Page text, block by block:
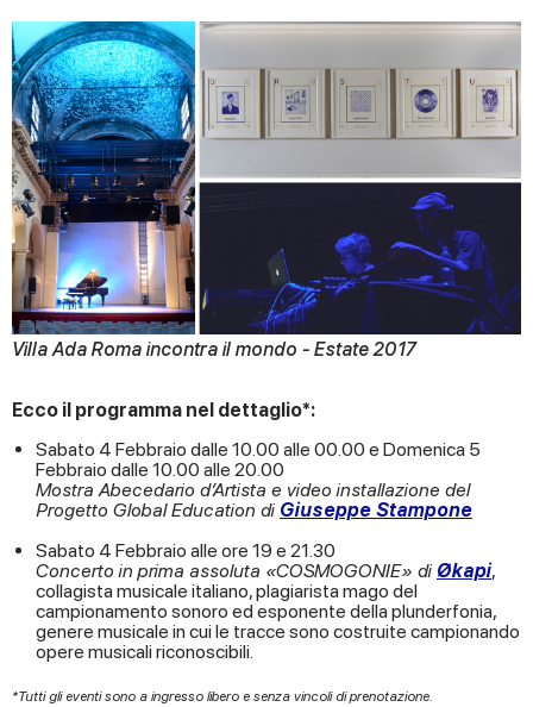
Villa Ada Roma incontra il mondo - Estate 2017
Ecco il programma nel dettaglio*:
Sabato 4 Febbraio dalle 10.00 alle 00.00 e Domenica 5
Febbraio dalle 10.00 alle 20.00
Mostra Abecedario d’Artista e video installazione del
Progetto Global Education di Giuseppe Stampone
Sabato 4 Febbraio alle ore 19 e 21.30
Concerto in prima assoluta «COSMOGONIE» di Økapi,
collagista musicale italiano, plagiarista mago del
campionamento sonoro ed esponente della plunderfonia,
genere musicale in cui le tracce sono costruite campionando
opere musicali riconoscibili.
*Tutti gli eventi sono a ingresso libero e senza vincoli di prenotazione.